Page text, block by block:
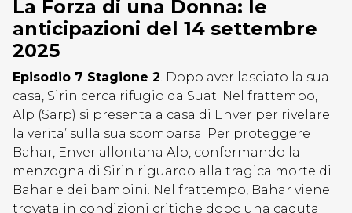
La Forza di una Donna: le
anticipazioni del 14 settembre
2025
Episodio 7 Stagione 2. Dopo aver lasciato la sua
casa, Sirin cerca rifugio da Suat. Nel frattempo,
Alp (Sarp) si presenta a casa di Enver per rivelare
la verita’ sulla sua scomparsa. Per proteggere
Bahar, Enver allontana Alp, confermando la
menzogna di Sirin riguardo alla tragica morte di
Bahar e dei bambini. Nel frattempo, Bahar viene
trovata in condizioni critiche dopo una caduta